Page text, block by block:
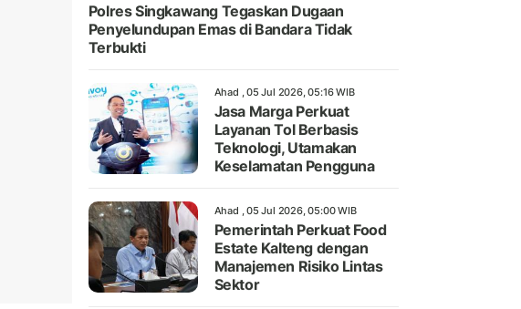
Polres Singkawang Tegaskan Dugaan
Penyelundupan Emas di Bandara Tidak
Terbukti
Ahad , 05 Jul 2026, 05:16 WIB
Jasa Marga Perkuat
Layanan Tol Berbasis
Teknologi, Utamakan
Keselamatan Pengguna
Ahad , 05 Jul 2026, 05:00 WIB
Pemerintah Perkuat Food
Estate Kalteng dengan
Manajemen Risiko Lintas
Sektor